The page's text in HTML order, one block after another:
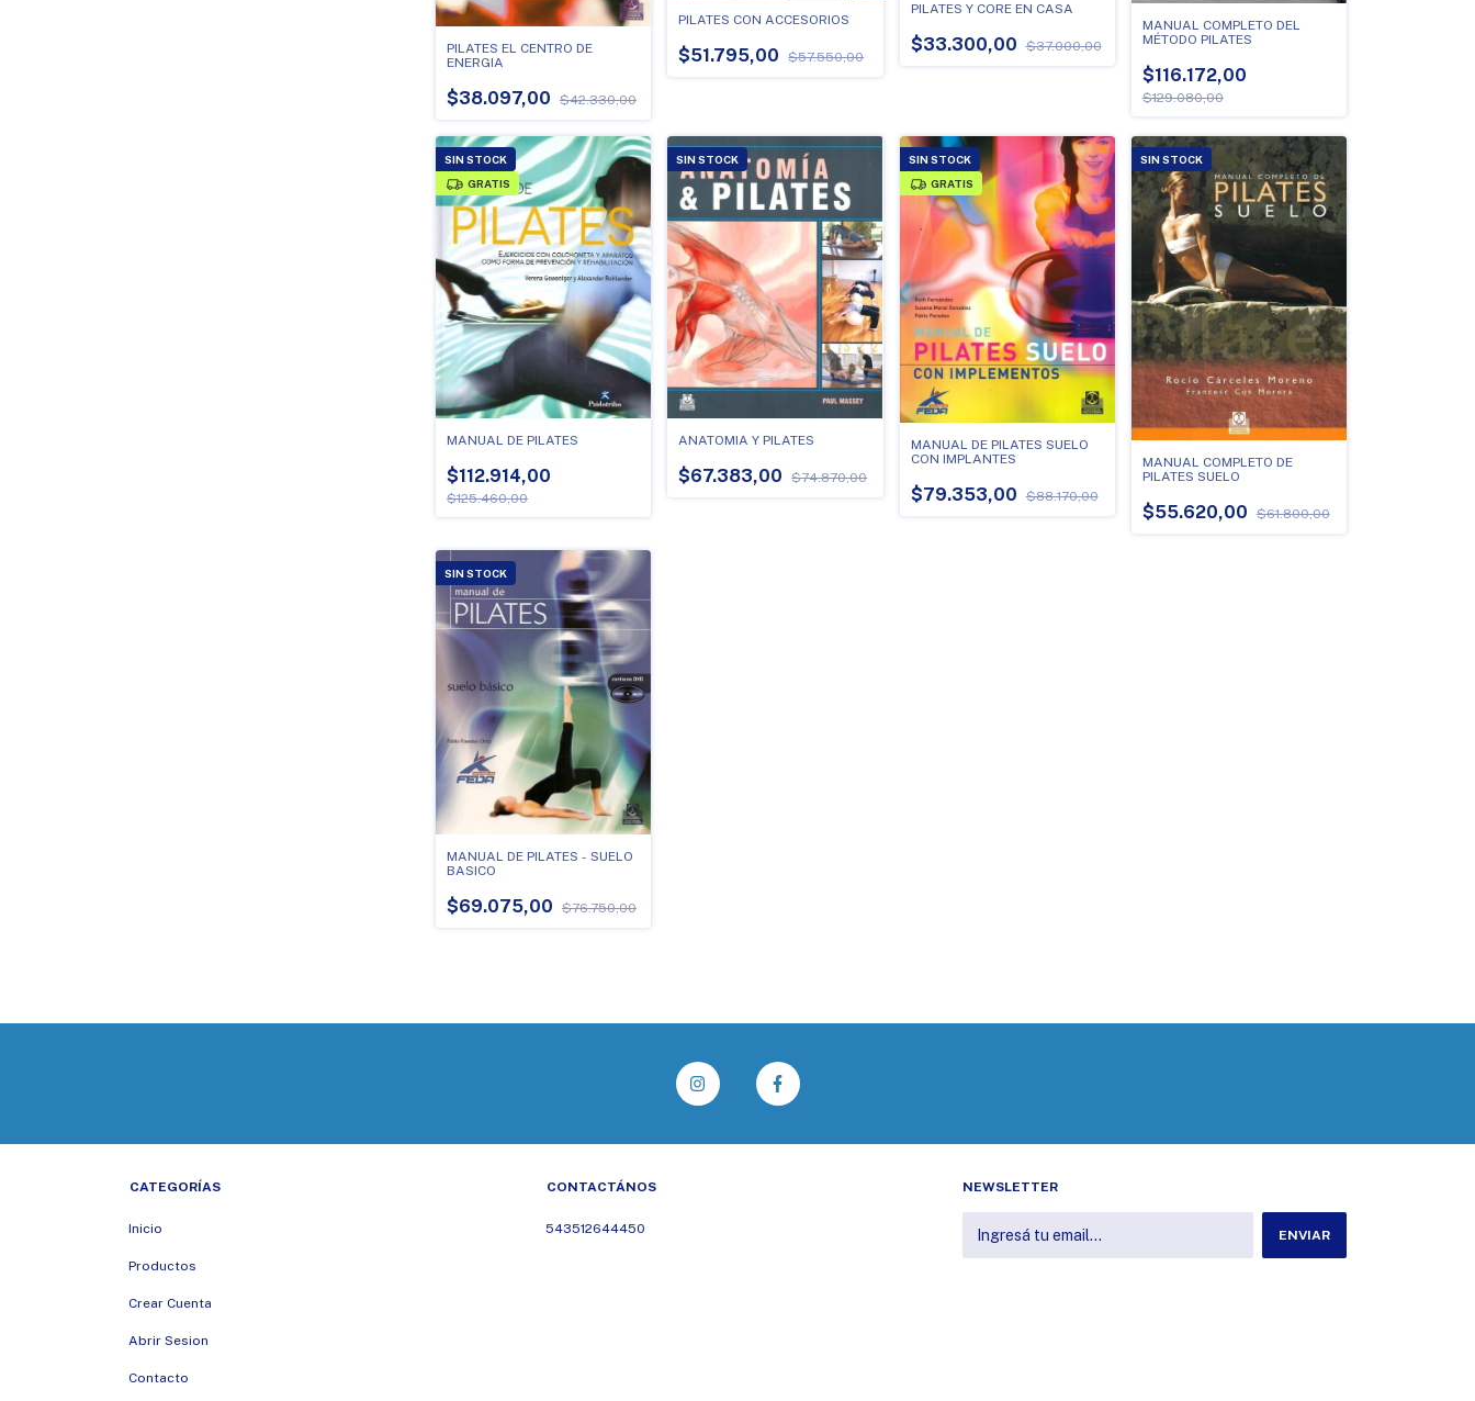
PILATES EL CENTRO DE
ENERGIA
$38.097,00 $42.330,00
PILATES CON ACCESORIOS
$51.795,00 $57.550,00
PILATES Y CORE EN CASA
$33.300,00 $37.000,00
MANUAL COMPLETO DEL
MÉTODO PILATES
$116.172,00
$129.080,00
SIN STOCK
GRATIS
MANUAL DE PILATES
$112.914,00
$125.460,00
SIN STOCK
ANATOMIA Y PILATES
$67.383,00 $74.870,00
SIN STOCK
GRATIS
MANUAL DE PILATES SUELO
CON IMPLANTES
$79.353,00 $88.170,00
SIN STOCK
MANUAL COMPLETO DE
PILATES SUELO
$55.620,00 $61.800,00
SIN STOCK
MANUAL DE PILATES - SUELO
BASICO
$69.075,00 $76.750,00
CATEGORÍAS
Inicio
Productos
Crear Cuenta
Abrir Sesion
Contacto
CONTACTÁNOS
543512644450
NEWSLETTER